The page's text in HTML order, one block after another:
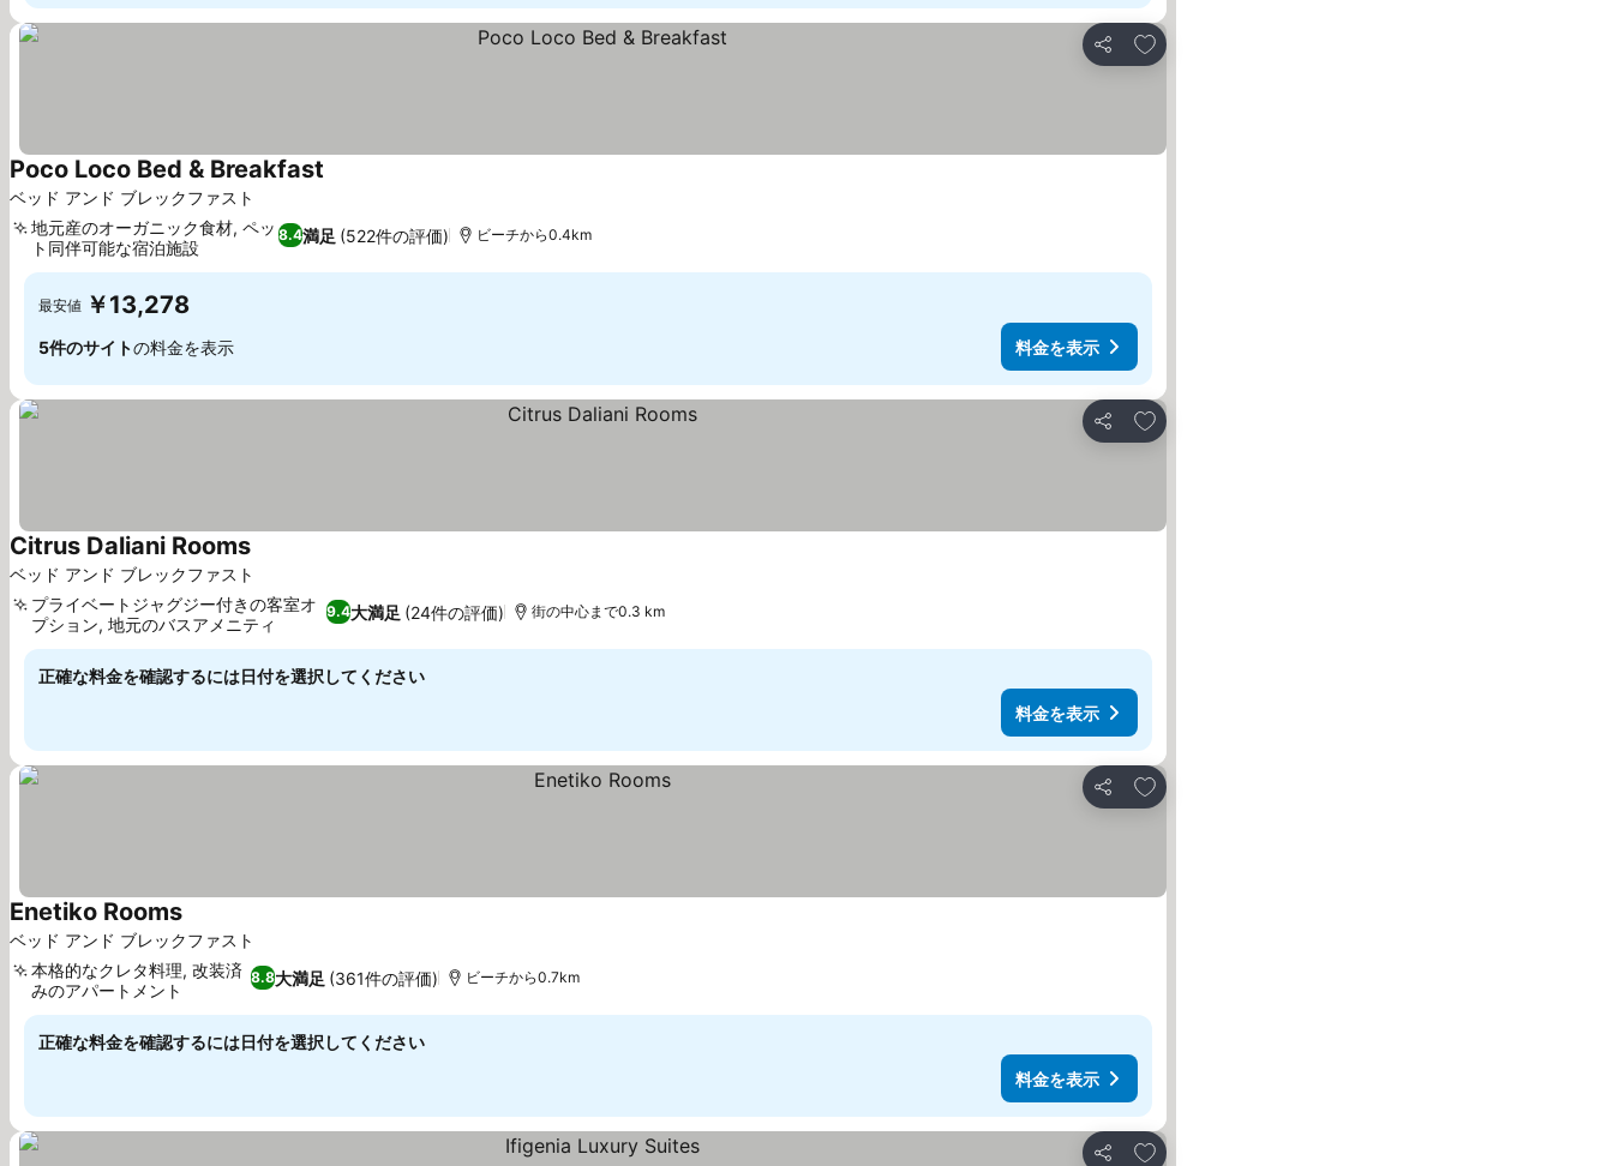
シェア
お気に入りに追加
ベッド アンド ブレックファスト
Poco Loco Bed & Breakfast
8.4満足 (522件の評価)
地元産のオーガニック食材, ペッ
ト同伴可能な宿泊施設
ビーチから0.4km
最安値 ￥13,278
5件のサイトの料金を表示 料金を表示
シェア
お気に入りに追加
ベッド アンド ブレックファスト
Citrus Daliani Rooms
9.4大満足 (24件の評価)
プライベートジャグジー付きの客室オ
プション, 地元のバスアメニティ
街の中心まで0.3 km
正確な料金を確認するには日付を選択してください
料金を表示
シェア
お気に入りに追加
ベッド アンド ブレックファスト
Enetiko Rooms
8.8大満足 (361件の評価)
本格的なクレタ料理, 改装済
みのアパートメント
ビーチから0.7km
正確な料金を確認するには日付を選択してください
料金を表示
お気に入りに追加